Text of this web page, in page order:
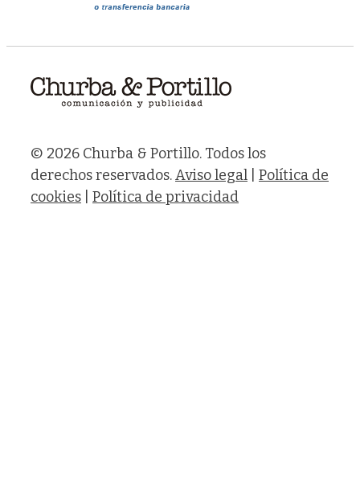
© 2026 Churba & Portillo. Todos los
derechos reservados.Aviso legal
Política de
cookies
Política de privacidad